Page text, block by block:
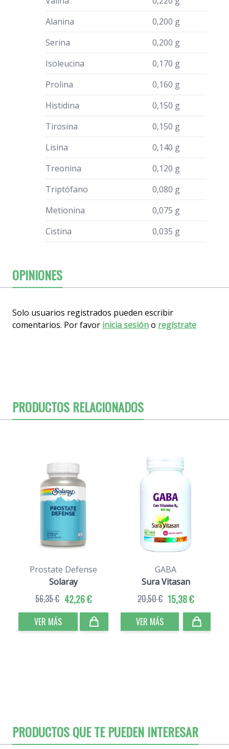
Alanina
0,200 g
Serina
0,200 g
Isoleucina
0,170 g
Prolina
0,160 g
Histidina
0,150 g
Tirosina
0,150 g
Lisina
0,140 g
Treonina
0,120 g
Triptófano
0,080 g
Metionina
0,075 g
Cistina
0,035 g
OPINIONES
Solo usuarios registrados pueden escribir
comentarios. Por favor inicia sesióno regístrate
PRODUCTOS RELACIONADOS
Prostate Defense
Solaray
42,26 €
56,35 €
VER MÁS
GABA
Sura Vitasan
15,38 €
20,50 €
VER MÁS
PRODUCTOS QUE TE PUEDEN INTERESAR